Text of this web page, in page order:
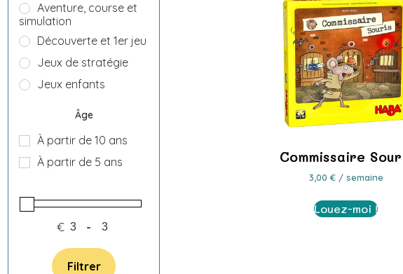
Aventure, course et
simulation
Découverte et 1er jeu
Jeux de stratégie
Jeux enfants
Âge
À partir de 10 ans
À partir de 5 ans
€ -
Filtrer
Commissaire
3,00 €/ semaine
Louez-moi !